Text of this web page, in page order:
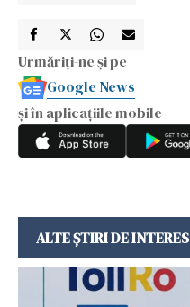
Urmăriți-ne și pe
Google News
și în aplicațiile mobile
ALTE ȘTIRI DE INTERES